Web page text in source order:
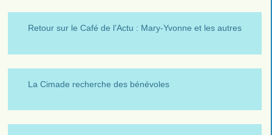
Retour sur le Café de l’Actu : Mary-Yvonne et les autres
La Cimade recherche des bénévoles